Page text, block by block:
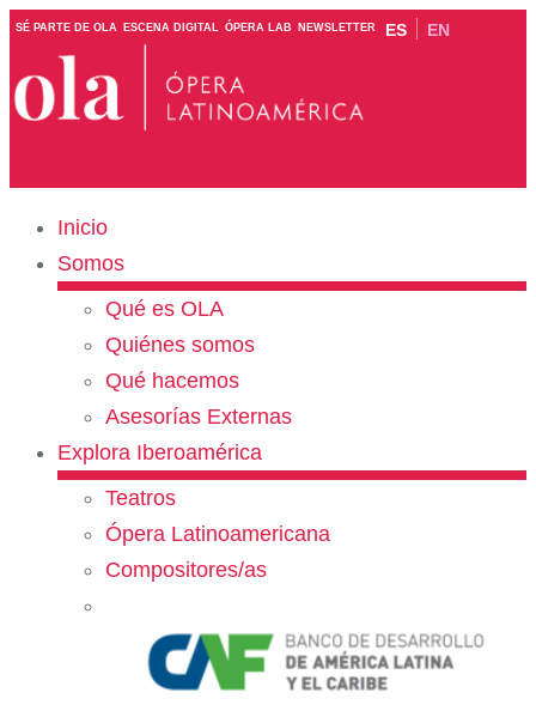
SÉ PARTE DE OLA ESCENA DIGITAL ÓPERA LAB NEWSLETTER ES EN
Inicio
Somos
Qué es OLA
Quiénes somos
Qué hacemos
Asesorías Externas
Explora Iberoamérica
Teatros
Ópera Latinoamericana
Compositores/as